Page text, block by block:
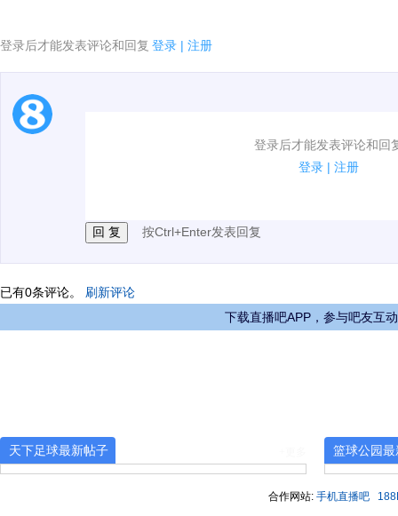
登录后才能发表评论和回复 登录 | 注册
登录后才能发表评论和回
登录 | 注册
1.电脑端新用户可以发表评论了！
按Ctrl+Enter发表回复
已有0条评论。 刷新评论
下载直播吧APP，参与吧友互动
天下足球最新帖子 篮球公园
合作网站: 手机直播吧